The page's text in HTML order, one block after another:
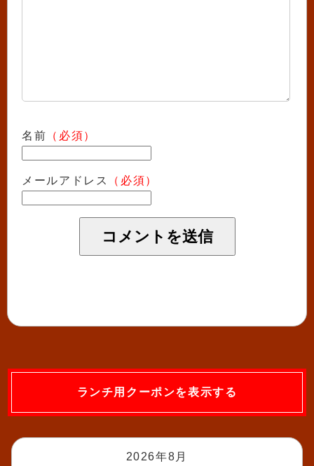
名前 （必須）
メールアドレス （必須）
ランチ用クーポンを表示する
2026年8月